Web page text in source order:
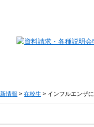
情報 > 在校生 > インフルエンザ